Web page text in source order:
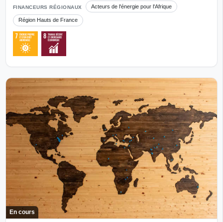
FINANCEURS RÉGIONAUX Acteurs de l'énergie pour l'Afrique
Région Hauts de France
En cours